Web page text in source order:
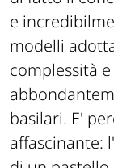
e
modelli
complessità
basilari. E'
affascinante: